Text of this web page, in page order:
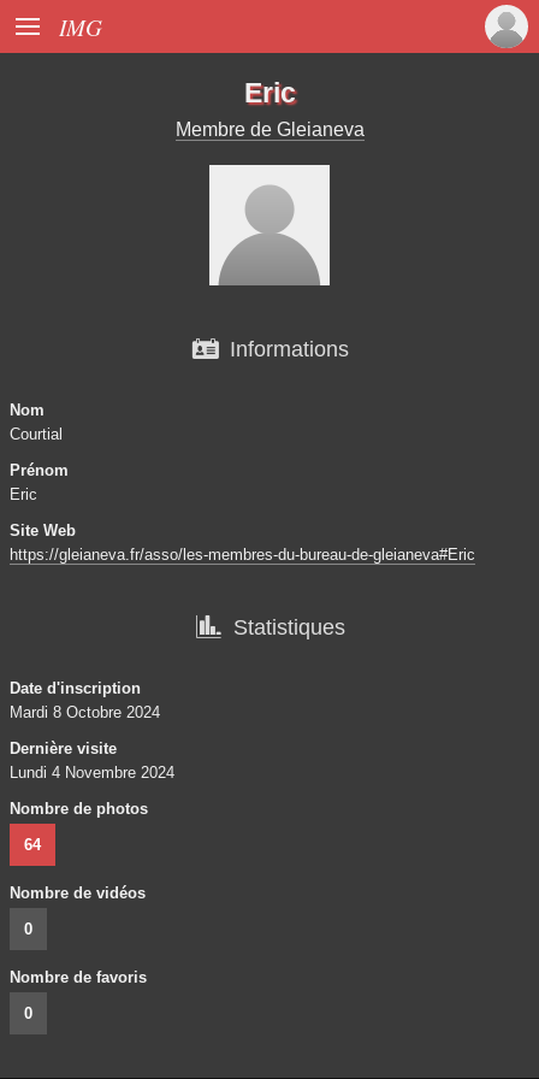
 IMG
Eric
Membre de Gleianeva
 Informations
Nom
Courtial
Prénom
Eric
Site Web
https://gleianeva.fr/asso/les-membres-du-bureau-de-gleianeva#Eric
 Statistiques
Date d'inscription
Mardi 8 Octobre 2024
Dernière visite
Lundi 4 Novembre 2024
Nombre de photos
64
Nombre de vidéos
0
Nombre de favoris
0